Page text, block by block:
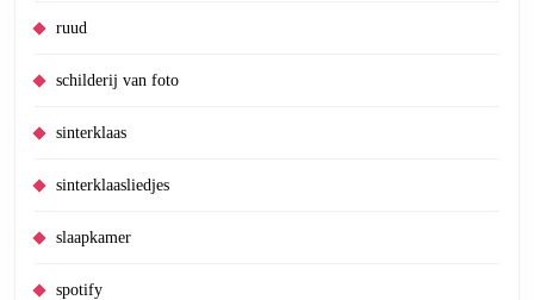
ruud
schilderij van foto
sinterklaas
sinterklaasliedjes
slaapkamer
spotify